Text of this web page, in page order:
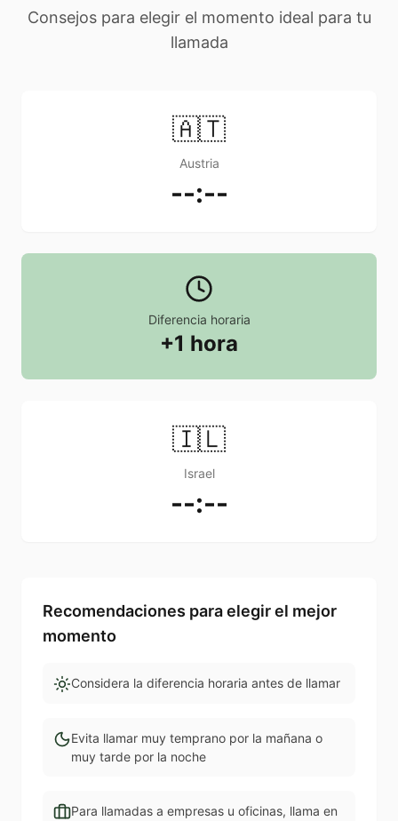
Consejos para elegir el momento ideal para tu
llamada
🇦🇹
Austria
--:--
Diferencia horaria
+1 hora
🇮🇱
Israel
--:--
Recomendaciones para elegir el mejor
momento
Considera la diferencia horaria antes de llamar
Evita llamar muy temprano por la mañana o
muy tarde por la noche
Para llamadas a empresas u oficinas, llama en